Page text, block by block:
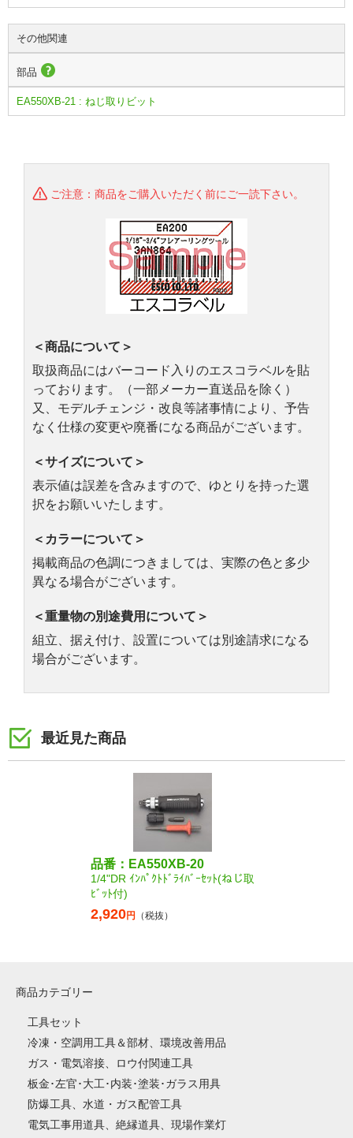
その他関連
部品
EA550XB-21 : ねじ取りビット
ご注意：商品をご購入いただく前にご一読下さい。
＜商品について＞
取扱商品にはバーコード入りのエスコラベルを貼
っております。（一部メーカー直送品を除く）
又、モデルチェンジ・改良等諸事情により、予告
なく仕様の変更や廃番になる商品がございます。
＜サイズについて＞
表示値は誤差を含みますので、ゆとりを持った選
択をお願いいたします。
＜カラーについて＞
掲載商品の色調につきましては、実際の色と多少
異なる場合がございます。
＜重量物の別途費用について＞
組立、据え付け、設置については別途請求になる
場合がございます。
最近見た商品
品番：EA550XB-20
1/4"DR ｲﾝﾊﾟｸﾄﾄﾞﾗｲﾊﾞｰｾｯﾄ(ねじ取
ﾋﾞｯﾄ付)
2,920円 （税抜）
商品カテゴリー
工具セット
冷凍・空調用工具＆部材、環境改善用品
ガス・電気溶接、ロウ付関連工具
板金･左官･大工･内装･塗装･ガラス用具
防爆工具、水道・ガス配管工具
電気工事用道具、絶縁道具、現場作業灯